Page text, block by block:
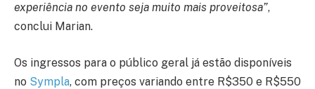
experiência no evento seja muito mais proveitosa”,
conclui Marian.
Os ingressos para o público geral já estão disponíveis
no Sympla, com preços variando entre R$350 e R$550